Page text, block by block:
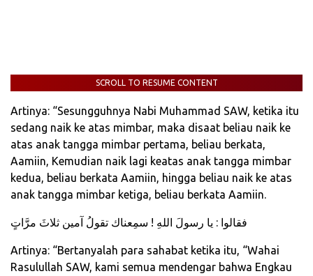
SCROLL TO RESUME CONTENT
Artinya: “Sesungguhnya Nabi Muhammad SAW, ketika itu
sedang naik ke atas mimbar, maka disaat beliau naik ke
atas anak tangga mimbar pertama, beliau berkata,
Aamiin, Kemudian naik lagi keatas anak tangga mimbar
kedua, beliau berkata Aamiin, hingga beliau naik ke atas
anak tangga mimbar ketiga, beliau berkata Aamiin.
فقالوا : يا رسولَ اللهِ ! سمِعناك تقولُ آمين ثلاثَ مرَّاتٍ
Artinya: “Bertanyalah para sahabat ketika itu, “Wahai
Rasulullah SAW, kami semua mendengar bahwa Engkau